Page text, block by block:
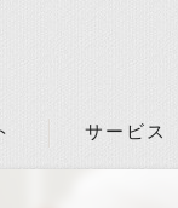
サービス